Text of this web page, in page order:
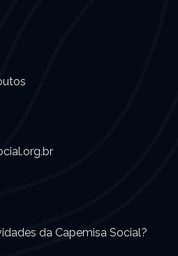
org.br
da Capemisa Social?